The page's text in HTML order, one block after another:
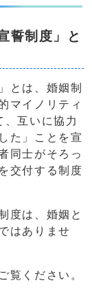
誓制度」と
とは、婚姻制
マイノリティ
、互いに協力
た」ことを宣
同士がそろっ
交付する制度
度は、婚姻と
はありませ
覧ください。